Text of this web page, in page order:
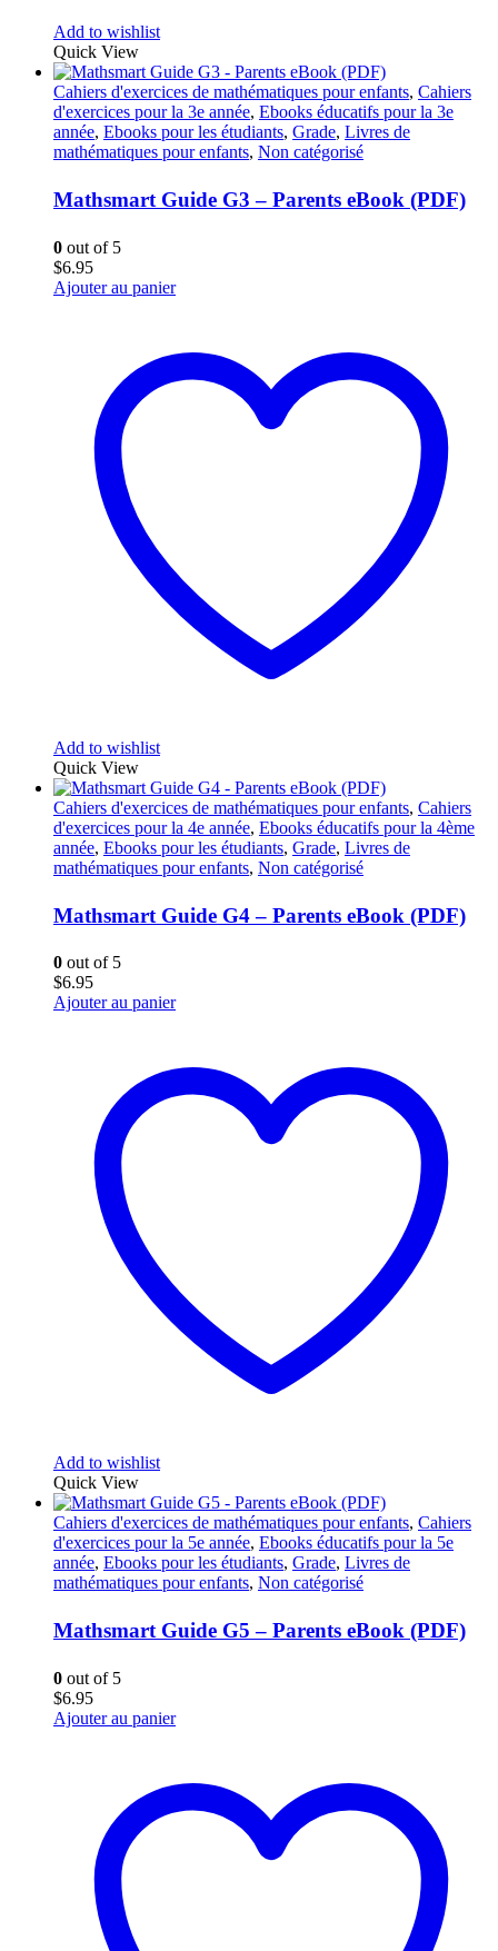
Add to wishlist
Quick View
Cahiers d'exercices de mathématiques pour enfants, Cahiers
d'exercices pour la 3e année, Ebooks éducatifs pour la 3e
année, Ebooks pour les étudiants, Grade, Livres de
mathématiques pour enfants, Non catégorisé
Mathsmart Guide G3 – Parents eBook (PDF)
0 out of 5
$6.95
Ajouter au panier
Add to wishlist
Quick View
Cahiers d'exercices de mathématiques pour enfants, Cahiers
d'exercices pour la 4e année, Ebooks éducatifs pour la 4ème
année, Ebooks pour les étudiants, Grade, Livres de
mathématiques pour enfants, Non catégorisé
Mathsmart Guide G4 – Parents eBook (PDF)
0 out of 5
$6.95
Ajouter au panier
Add to wishlist
Quick View
Cahiers d'exercices de mathématiques pour enfants, Cahiers
d'exercices pour la 5e année, Ebooks éducatifs pour la 5e
année, Ebooks pour les étudiants, Grade, Livres de
mathématiques pour enfants, Non catégorisé
Mathsmart Guide G5 – Parents eBook (PDF)
0 out of 5
$6.95
Ajouter au panier